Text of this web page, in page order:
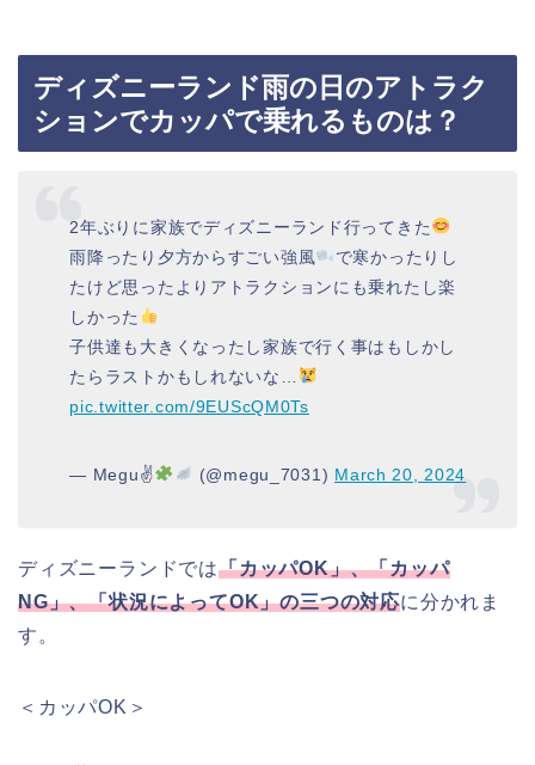
ディズニーランド雨の日のアトラク
ションでカッパで乗れるものは？
2年ぶりに家族でディズニーランド行ってきた
雨降ったり夕方からすごい強風
で寒かったりし
たけど思ったよりアトラクションにも乗れたし楽
しかった
子供達も大きくなったし家族で行く事はもしかし
たらラストかもしれないな…
pic.twitter.com/9EUScQM0Ts
— Megu✌ (@megu_7031) March 20, 2024
ディズニーランドでは「カッパOK」、「カッパ
NG」、「状況によってOK」の三つの対応に分かれま
す。
＜カッパOK＞